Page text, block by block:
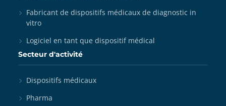
Fabricant de dispositifs médicaux de diagnostic in
vitro
Logiciel en tant que dispositif médical
Secteur d'activité
Dispositifs médicaux
Pharma